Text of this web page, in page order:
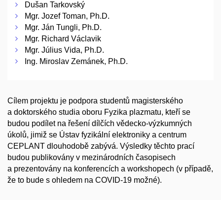
Dušan Tarkovský
Mgr. Jozef Toman, Ph.D.
Mgr. Ján Tungli, Ph.D.
Mgr. Richard Václavik
Mgr. Július Vida, Ph.D.
Ing. Miroslav Zemánek, Ph.D.
Cílem projektu je podpora studentů magisterského
a doktorského studia oboru Fyzika plazmatu, kteří se
budou podílet na řešení dílčích vědecko-výzkumných
úkolů, jimiž se Ústav fyzikální elektroniky a centrum
CEPLANT dlouhodobě zabývá. Výsledky těchto prací
budou publikovány v mezinárodních časopisech
a prezentovány na konferencích a workshopech (v případě,
že to bude s ohledem na COVID-19 možné).